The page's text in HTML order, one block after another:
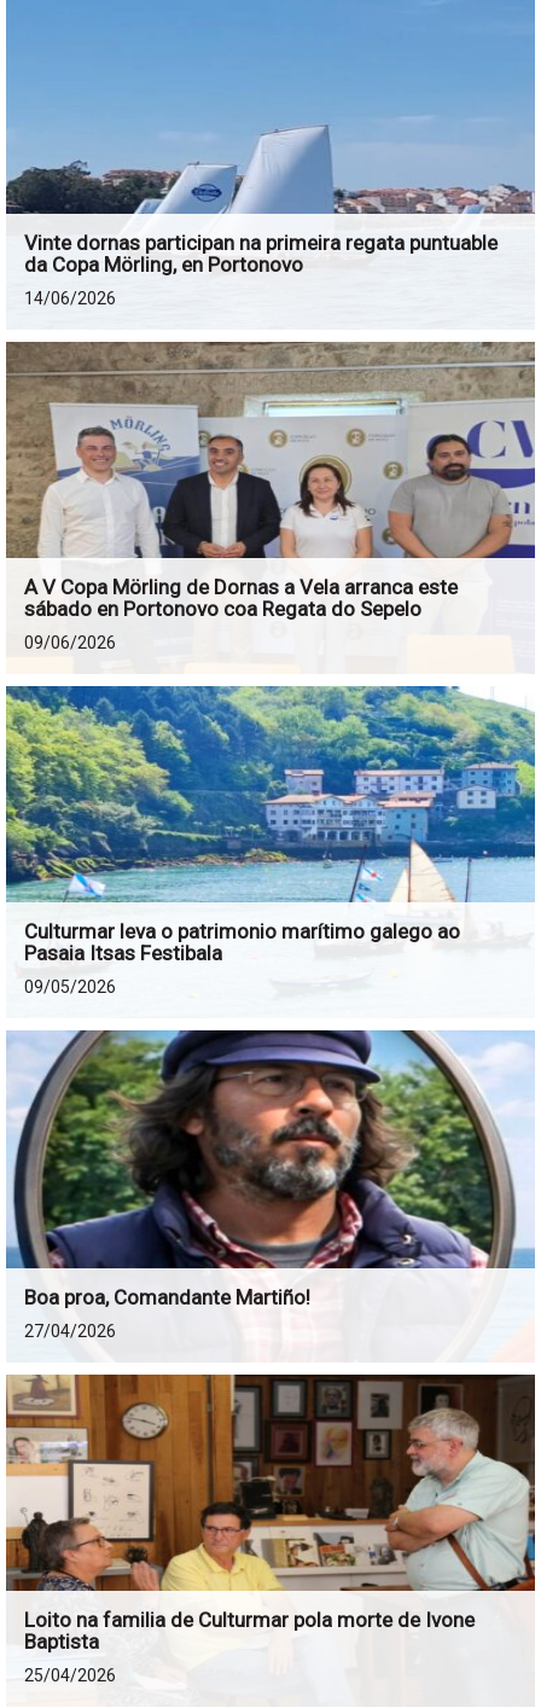
Vinte dornas participan na primeira regata puntuable
da Copa Mörling, en Portonovo
14/06/2026
A V Copa Mörling de Dornas a Vela arranca este
sábado en Portonovo coa Regata do Sepelo
09/06/2026
Culturmar leva o patrimonio marítimo galego ao
Pasaia Itsas Festibala
09/05/2026
Boa proa, Comandante Martiño!
27/04/2026
Loito na familia de Culturmar pola morte de Ivone
Baptista
25/04/2026